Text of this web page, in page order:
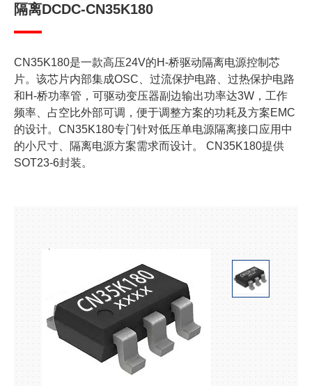
隔离DCDC-CN35K180
CN35K180是一款高压24V的H-桥驱动隔离电源控制芯
片。该芯片内部集成OSC、过流保护电路、过热保护电路
和H-桥功率管，可驱动变压器副边输出功率达3W，工作
频率、占空比外部可调，便于调整方案的功耗及方案EMC
的设计。CN35K180专门针对低压单电源隔离接口应用中
的小尺寸、隔离电源方案需求而设计。 CN35K180提供
SOT23-6封装。